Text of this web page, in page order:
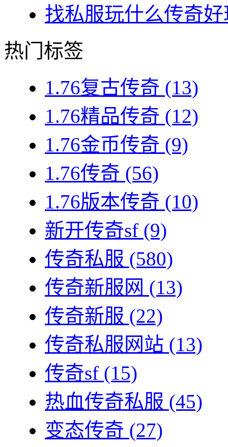
找私服玩什么传奇好
热门标签
1.76复古传奇 (13)
1.76精品传奇 (12)
1.76金币传奇 (9)
1.76传奇 (56)
1.76版本传奇 (10)
新开传奇sf (9)
传奇私服 (580)
传奇新服网 (13)
传奇新服 (22)
传奇私服网站 (13)
传奇sf (15)
热血传奇私服 (45)
变态传奇 (27)